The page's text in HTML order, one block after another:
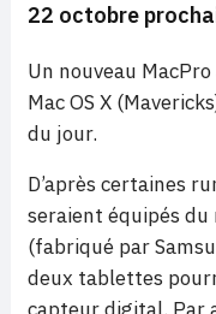
22 octobre
Un nouveau
Mac OS X
du jour.
D’après certaines
seraient équipés du
(fabriqué par
deux tablettes